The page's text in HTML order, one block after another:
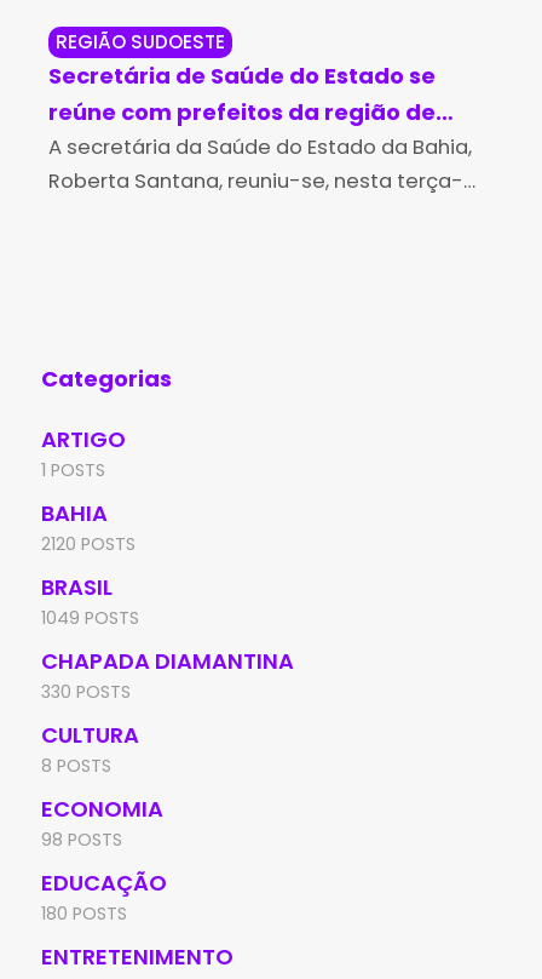
REGIÃO SUDOESTE
Secretária de Saúde do Estado se
reúne com prefeitos da região de
Brumado para qualificar assistência
à saúde
A secretária da Saúde do Estado da Bahia,
Roberta Santana, reuniu-se, nesta terça-
Categorias
ARTIGO
1 POSTS
BAHIA
2120 POSTS
BRASIL
1049 POSTS
CHAPADA DIAMANTINA
330 POSTS
CULTURA
8 POSTS
ECONOMIA
98 POSTS
EDUCAÇÃO
180 POSTS
ENTRETENIMENTO